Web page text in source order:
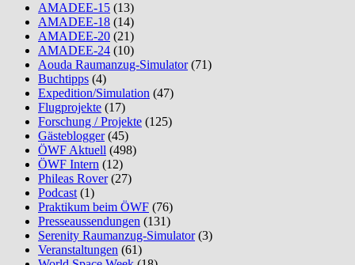
AMADEE-15 (13)
AMADEE-18 (14)
AMADEE-20 (21)
AMADEE-24 (10)
Aouda Raumanzug-Simulator(71)
Buchtipps (4)
Expedition/Simulation (47)
Flugprojekte (17)
Forschung / Projekte (125)
Gästeblogger(45)
ÖWF Aktuell (498)
ÖWF Intern (12)
Phileas Rover(27)
Podcast (1)
Praktikum beim ÖWF (76)
Presseaussendungen (131)
Serenity Raumanzug-Simulator(3)
Veranstaltungen (61)